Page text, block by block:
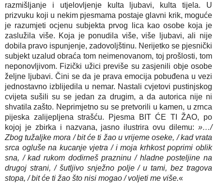
razmišljanje i utjelovljenje kulta ljubavi, kulta tijela. U
prizvuku koji u nekim pjesmama postaje glavni krik, moguće
je razumjeti ocjenu subjekta prvog lica kao osobe koja je
zaslužila više. Koja je ponudila više, više ljubavi, ali nije
dobila pravo ispunjenje, zadovoljštinu. Nerijetko se pjesnički
subjekt uzalud obraća tom neimenovanom, toj prošlosti, tom
neponovljivom. Fizički užici previše su zasjenili obje osobe
željne ljubavi. Čini se da je prava emocija pobuđena u vezi
jednostavno izblijedila u nemar. Nastali cvjetovi pustinjskog
cvijeta sušili su se jedan za drugim, a da autorica nije ni
shvatila zašto. Neprimjetno su se pretvorili u kamen, u zrnca
pijeska zalijepljena strašću. Pjesma BIT ĆE TI ŽAO, po
kojoj je zbirka i nazvana, jasno ilustrira ovu dilemu: »…/
Zbog tužaljke mora / bit će ti žao u vrijeme oseke, / kad vrata
srca ogluše na kucanje vjetra / i moja krhkost poprimi oblik
sna, / kad rukom dodirneš prazninu / hladne posteljine na
drugoj strani, / šutljivo snježno polje / u tami, bez tragova
stopa, / bit će ti žao što nisi mogao / voljeti me više.«